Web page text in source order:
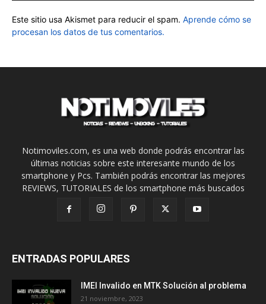
Este sitio usa Akismet para reducir el spam. Aprende cómo se
procesan los datos de tus comentarios.
Notimoviles.com, es una web donde podrás encontrar las
últimas noticias sobre este interesante mundo de los
smartphone y Pcs. También podrás encontrar las mejores
REVIEWS, TUTORIALES de los smartphone más buscados
ENTRADAS POPULARES
IMEI Invalido en MTK Solución al problema
21 noviembre, 2023